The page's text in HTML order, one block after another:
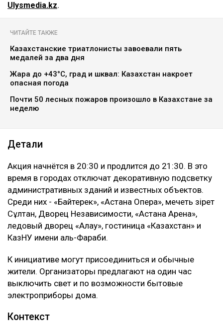
Ulysmedia.kz.
ЧИТАЙТЕ ТАКЖЕ
Казахстанские триатлонисты завоевали пять
медалей за два дня
Жара до +43°C, град и шквал: Казахстан накроет
опасная погода
Почти 50 лесных пожаров произошло в Казахстане за
неделю
Детали
Акция начнётся в 20:30 и продлится до 21:30. В это
время в городах отключат декоративную подсветку
административных зданий и известных объектов.
Среди них - «Байтерек», «Астана Опера», мечеть Әзірет
Сұлтан, Дворец Независимости, «Астана Арена»,
ледовый дворец «Алау», гостиница «Казахстан» и
КазНУ имени аль-Фараби.
К инициативе могут присоединиться и обычные
жители. Организаторы предлагают на один час
выключить свет и по возможности бытовые
электроприборы дома.
Контекст